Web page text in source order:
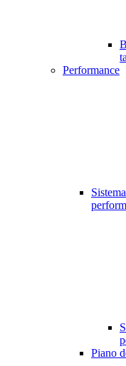
Performance
Piano